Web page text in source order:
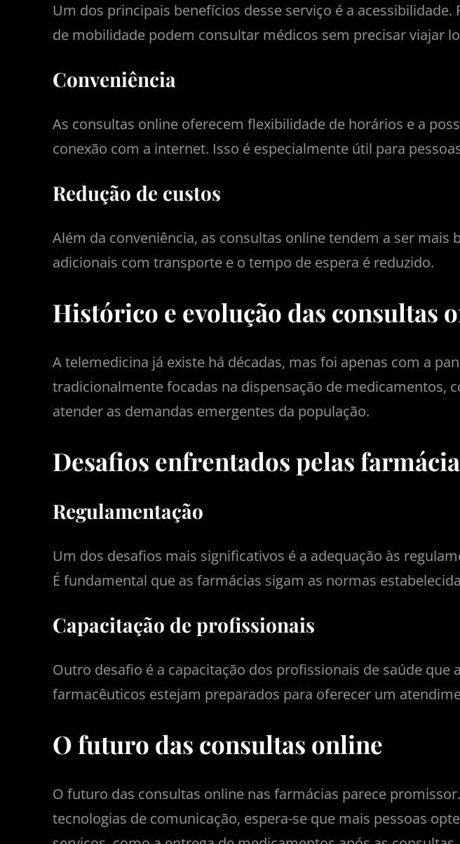
Um dos principais benefícios desse serviço é a
de mobilidade podem consultar médicos sem precisar viajar
Conveniência
As consultas online oferecem flexibilidade de horários e a
conexão com a internet. Isso é especialmente útil para
Redução de custos
Além da conveniência, as consultas online tendem a ser
adicionais com transporte e o tempo de espera é reduzido.
Histórico e evolução das consultas
A telemedicina já existe há décadas, mas foi apenas com a
tradicionalmente focadas na dispensação de medicamentos,
atender as demandas emergentes da população.
Desafios enfrentados pelas
Regulamentação
Um dos desafios mais significativos é a adequação às
É fundamental que as farmácias sigam as normas
Capacitação de profissionais
Outro desafio é a capacitação dos profissionais de saúde
farmacêuticos estejam preparados para oferecer um
O futuro das consultas online
O futuro das consultas online nas farmácias parece
tecnologias de comunicação, espera-se que mais pessoas